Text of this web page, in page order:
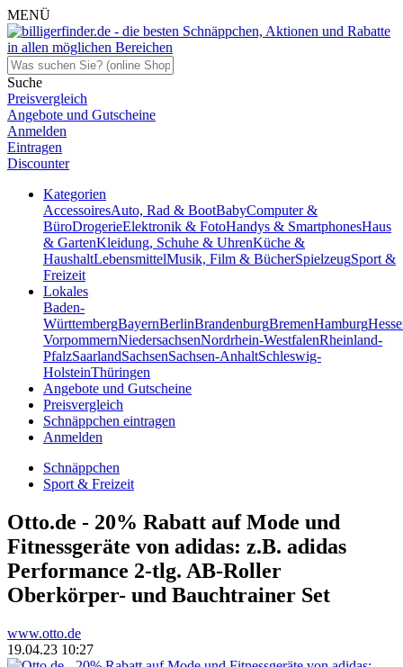
MENÜ
Suche
Preisvergleich
Angebote und Gutscheine
Anmelden
Eintragen
Discounter
Kategorien
AccessoiresAuto, Rad & BootBabyComputer &
BüroDrogerieElektronik & FotoHandys & SmartphonesHaus
& GartenKleidung, Schuhe & UhrenKüche &
HaushaltLebensmittelMusik, Film & BücherSpielzeugSport &
Freizeit
Lokales
Baden-
WürttembergBayernBerlinBrandenburgBremenHamburg
VorpommernNiedersachsenNordrhein-WestfalenRheinland-
PfalzSaarlandSachsenSachsen-AnhaltSchleswig-
HolsteinThüringen
Angebote und Gutscheine
Preisvergleich
Schnäppchen eintragen
Anmelden
Schnäppchen
Sport & Freizeit
Otto.de - 20% Rabatt auf Mode und
Fitnessgeräte von adidas: z.B. adidas
Performance 2-tlg. AB-Roller
Oberkörper- und Bauchtrainer Set
www.otto.de
19.04.23 10:27